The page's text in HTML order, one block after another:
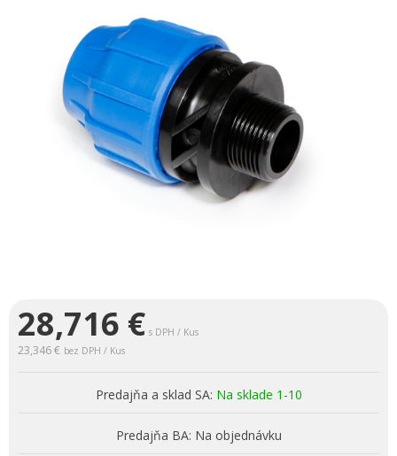
28,716 € s DPH / Kus
23,346 € bez DPH / Kus
Predajňa a sklad SA: Na sklade 1-10
Predajňa BA: Na objednávku